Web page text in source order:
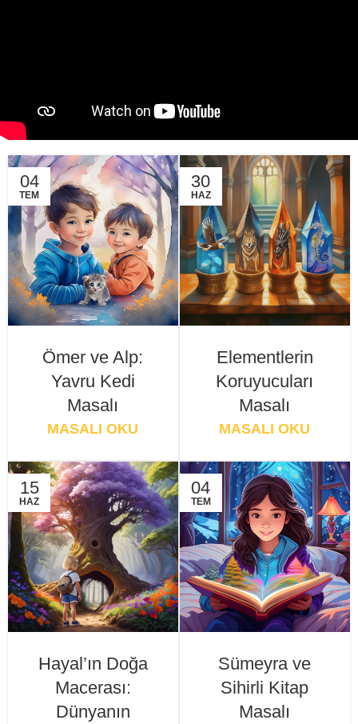
04
TEM
Ömer ve Alp:
Yavru Kedi
Masalı
MASALI OKU
30
HAZ
Elementlerin
Koruyucuları
Masalı
MASALI OKU
15
HAZ
Hayal’ın Doğa
Macerası:
Dünyanın
04
TEM
Sümeyra ve
Sihirli Kitap
Masalı